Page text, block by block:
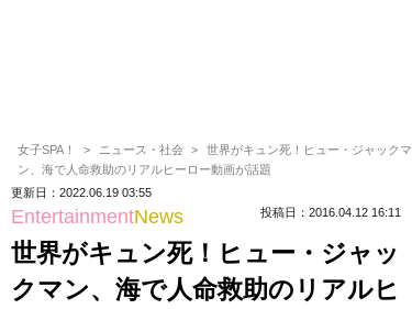
女子SPA！ ニュース・社会
世界がキュン死！ヒュー・ジャックマ
ン、海で人命救助のリアルヒーロー動画が話題
更新日：2022.06.19 03:55
EntertainmentNews 投稿日：2016.04.12 16:11
世界がキュン死！ヒュー・ジャッ
クマン、海で人命救助のリアルヒ